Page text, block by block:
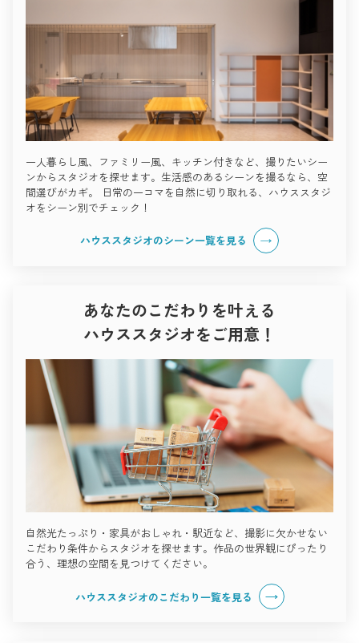
一人暮らし風、ファミリー風、キッチン付きなど、撮りたいシー
ンからスタジオを探せます。生活感のあるシーンを撮るなら、空
間選びがカギ。 日常の一コマを自然に切り取れる、ハウススタジ
オをシーン別でチェック！
ハウススタジオのシーン一覧を見る
あなたのこだわりを叶える
ハウススタジオをご用意！
自然光たっぷり・家具がおしゃれ・駅近など、撮影に欠かせない
こだわり条件からスタジオを探せます。作品の世界観にぴったり
合う、理想の空間を見つけてください。
ハウススタジオのこだわり一覧を見る